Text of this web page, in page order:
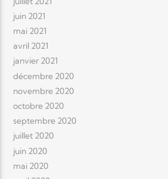
juin 2021
mai 2021
avril 2021
janvier 2021
décembre 2020
novembre 2020
octobre 2020
septembre 2020
juillet 2020
juin 2020
mai 2020